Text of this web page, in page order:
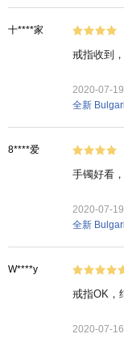
十****家
戒指收到
2020-07-
全新
8****爱
手镯好看
2020-07-
W****y
戒指OK，
2020-07-